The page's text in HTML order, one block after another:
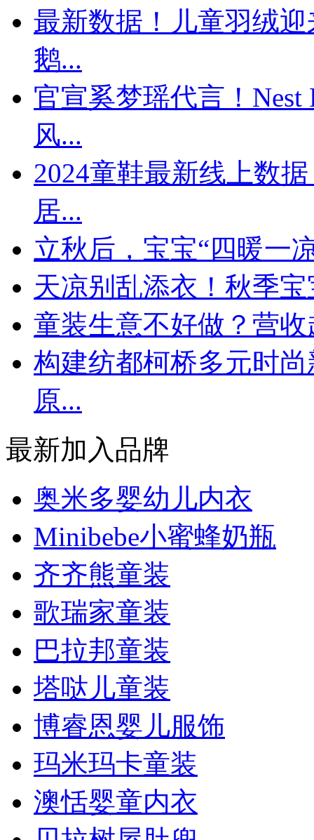
最新数据！儿童羽绒
鹅...
官宣奚梦瑶代言！Nest
风...
​2024童鞋最新线上数
居...
立秋后，宝宝“四暖一
天凉别乱添衣！秋季
童装生意不好做？营
构建纺都柯桥多元时
原...
最新加入品牌
奥米多婴幼儿内衣
Minibebe小蜜蜂奶瓶
齐齐熊童装
歌瑞家童装
巴拉邦童装
塔哒儿童装
博睿恩婴儿服饰
玛米玛卡童装
澳恬婴童内衣